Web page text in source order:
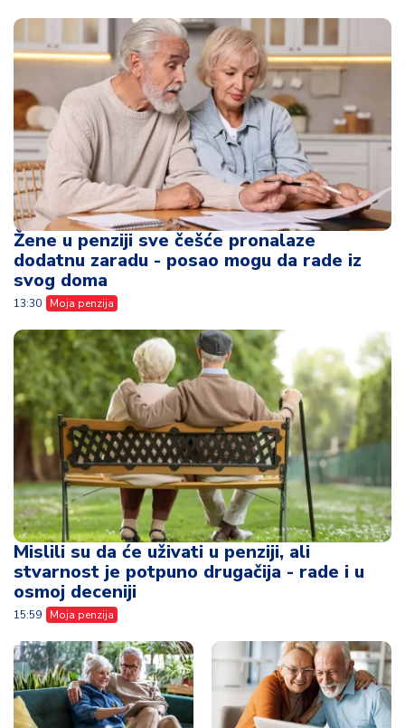
Žene u penziji sve češće pronalaze
dodatnu zaradu - posao mogu da rade iz
svog doma
13:30 Moja penzija
Mislili su da će uživati u penziji, ali
stvarnost je potpuno drugačija - rade i u
osmoj deceniji
15:59 Moja penzija